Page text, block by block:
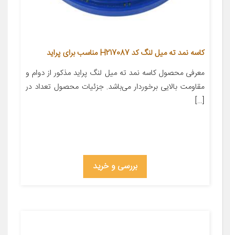
کاسه نمد ته میل لنگ کد H217087 مناسب برای پراید
معرفی محصول کاسه نمد ته میل لنگ پراید مذکور از دوام و
مقاومت بالایی برخوردار می‌باشد. جزئیات محصول تعداد در
[…]
بررسی و خرید